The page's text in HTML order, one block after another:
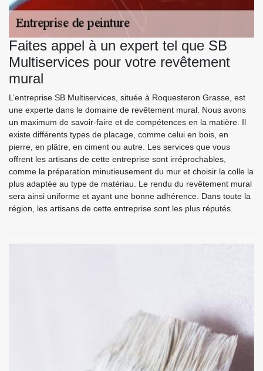
Faites appel à un expert tel que SB
Multiservices pour votre revêtement
mural
L’entreprise SB Multiservices, située à Roquesteron Grasse, est
une experte dans le domaine de revêtement mural. Nous avons
un maximum de savoir-faire et de compétences en la matière. Il
existe différents types de placage, comme celui en bois, en
pierre, en plâtre, en ciment ou autre. Les services que vous
offrent les artisans de cette entreprise sont irréprochables,
comme la préparation minutieusement du mur et choisir la colle la
plus adaptée au type de matériau. Le rendu du revêtement mural
sera ainsi uniforme et ayant une bonne adhérence. Dans toute la
région, les artisans de cette entreprise sont les plus réputés.